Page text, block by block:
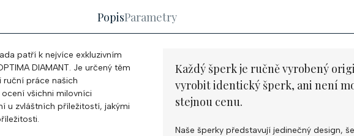
PopisParametry
patří k nejvíce exkluzivním
DIAMANT. Je určený těm
ruční práce našich
všichni milovníci
u zvláštních příležitostí, jakými
Každý šperk je ručně vyrobený
vyrobit identický šperk, ani není
stejnou cenu.
Naše šperky představují jedinečný design,